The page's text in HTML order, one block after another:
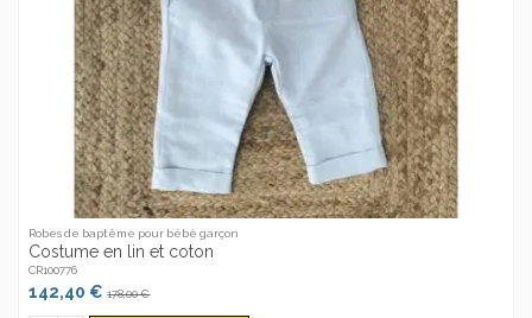
Robes de baptême pour bébé garçon
Costume en lin et coton
CR100776
142,40 €178,00 €